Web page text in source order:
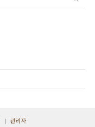
관리자